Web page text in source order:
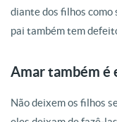
diante dos filhos como
pai também tem
Amar também é
Não deixem os filhos